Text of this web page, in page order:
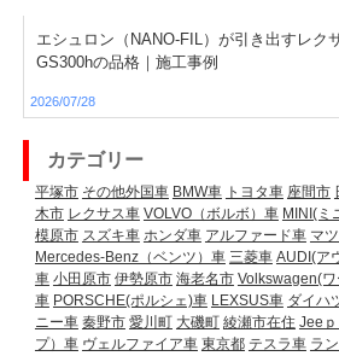
エシュロン（NANO-FIL）が引き出すレク
GS300hの品格｜施工事例
2026/07/28
カテゴリー
平塚市 その他外国車 BMW車 トヨタ車 座間市
木市 レクサス車 VOLVO（ボルボ）車 MINI(ミ
模原市 スズキ車 ホンダ車 アルファード車 マ
Mercedes-Benz（ベンツ）車 三菱車 AUDI(ア
車 小田原市 伊勢原市 海老名市 Volkswagen(ワ
車 PORSCHE(ポルシェ)車 LEXSUS車 ダイハ
ニー車 秦野市 愛川町 大磯町 綾瀬市在住 Jee
プ）車 ヴェルファイア車 東京都 テスラ車 ラ